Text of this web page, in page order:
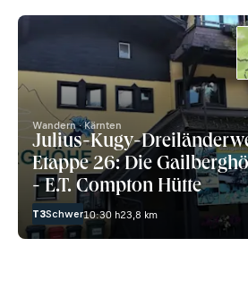
Wandern · Kärnten
Julius-Kugy-
Etappe 26: Die
- E.T. Compton Hütte
T3Schwer10:30 h23,8 km